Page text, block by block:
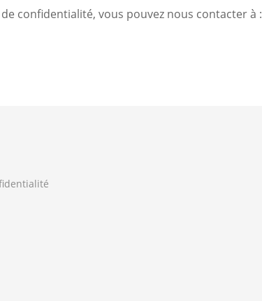
confidentialité, vous pouvez nous contacter à :